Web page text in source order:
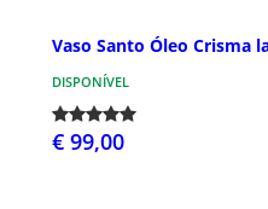
Vaso Santo Óleo Crisma
DISPONÍVEL
€ 99,00